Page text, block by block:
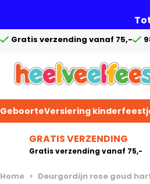
Gratis verzending vanaf 75,-
GeboorteVersiering
GRATIS VERZENDING
Gratis verzending vanaf 75,-
Home > Deurgordijn rose goud